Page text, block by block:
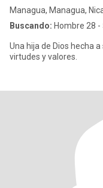
Managua, Managua,
Buscando: Hombre 28 -
Una hija de Dios hecha
virtudes y valores.